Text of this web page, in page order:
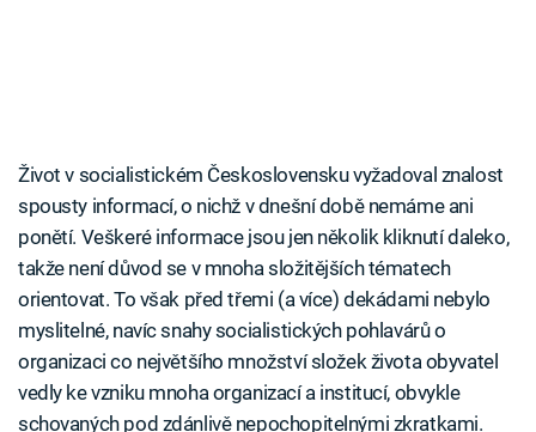
Život v socialistickém Československu vyžadoval znalost
spousty informací, o nichž v dnešní době nemáme ani
ponětí. Veškeré informace jsou jen několik kliknutí daleko,
takže není důvod se v mnoha složitějších tématech
orientovat. To však před třemi (a více) dekádami nebylo
myslitelné, navíc snahy socialistických pohlavárů o
organizaci co největšího množství složek života obyvatel
vedly ke vzniku mnoha organizací a institucí, obvykle
schovaných pod zdánlivě nepochopitelnými zkratkami.